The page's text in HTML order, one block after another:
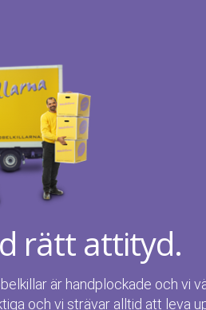
rätt attityd.
är handplockade och vi
och vi strävar alltid att leva